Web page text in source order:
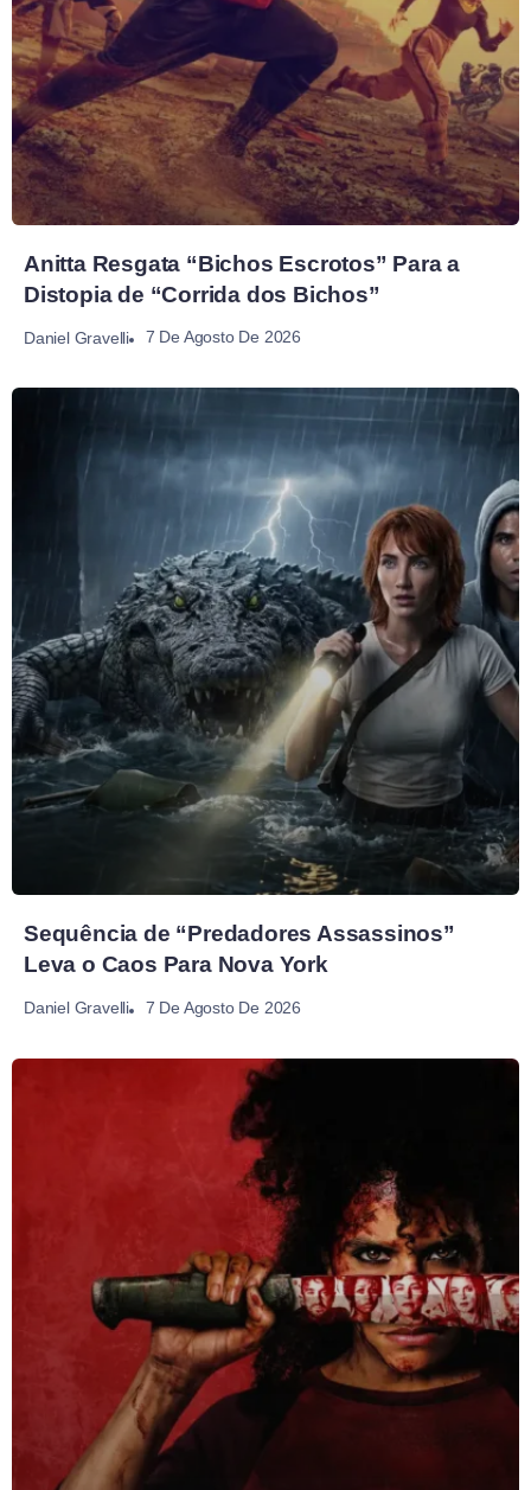
Anitta Resgata “Bichos Escrotos” Para a
Distopia de “Corrida dos Bichos”
Daniel Gravelli 7 De Agosto De 2026
Sequência de “Predadores Assassinos”
Leva o Caos Para Nova York
Daniel Gravelli 7 De Agosto De 2026